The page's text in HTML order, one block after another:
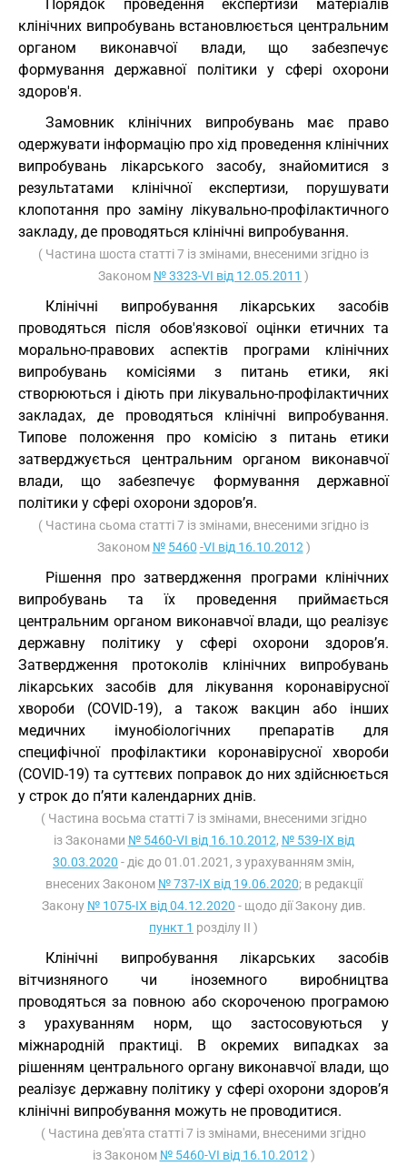
Порядок проведення експертизи матеріалів
клінічних випробувань встановлюється центральним
органом виконавчої влади, що забезпечує
формування державної політики у сфері охорони
здоров'я.
Замовник клінічних випробувань має право
одержувати інформацію про хід проведення клінічних
випробувань лікарського засобу, знайомитися з
результатами клінічної експертизи, порушувати
клопотання про заміну лікувально-профілактичного
закладу, де проводяться клінічні випробування.
( Частина шоста статті 7 із змінами, внесеними згідно із
Законом № 3323-VI від 12.05.2011 )
Клінічні випробування лікарських засобів
проводяться після обов'язкової оцінки етичних та
морально-правових аспектів програми клінічних
випробувань комісіями з питань етики, які
створюються і діють при лікувально-профілактичних
закладах, де проводяться клінічні випробування.
Типове положення про комісію з питань етики
затверджується центральним органом виконавчої
влади, що забезпечує формування державної
політики у сфері охорони здоров’я.
( Частина сьома статті 7 із змінами, внесеними згідно із
Законом № 5460 -VI від 16.10.2012 )
Рішення про затвердження програми клінічних
випробувань та їх проведення приймається
центральним органом виконавчої влади, що реалізує
державну політику у сфері охорони здоров’я.
Затвердження протоколів клінічних випробувань
лікарських засобів для лікування коронавірусної
хвороби (COVID-19), а також вакцин або інших
медичних імунобіологічних препаратів для
специфічної профілактики коронавірусної хвороби
(COVID-19) та суттєвих поправок до них здійснюється
у строк до п’яти календарних днів.
( Частина восьма статті 7 із змінами, внесеними згідно
із Законами № 5460-VI від 16.10.2012, № 539-IX від
30.03.2020 - діє до 01.01.2021, з урахуванням змін,
внесених Законом № 737-IX від 19.06.2020; в редакції
Закону № 1075-IX від 04.12.2020 - щодо дії Закону див.
пункт 1 розділу II )
Клінічні випробування лікарських засобів
вітчизняного чи іноземного виробництва
проводяться за повною або скороченою програмою
з урахуванням норм, що застосовуються у
міжнародній практиці. В окремих випадках за
рішенням центрального органу виконавчої влади, що
реалізує державну політику у сфері охорони здоров’я
клінічні випробування можуть не проводитися.
( Частина дев'ята статті 7 із змінами, внесеними згідно
із Законом № 5460-VI від 16.10.2012 )